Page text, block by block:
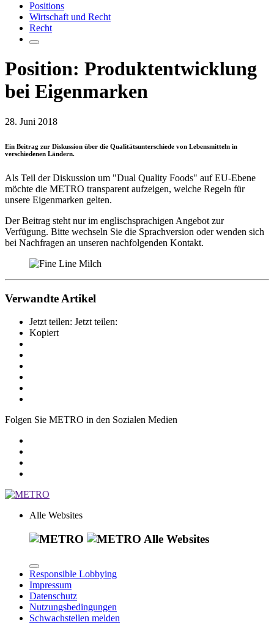
Positions
Wirtschaft und Recht
Recht
Position: Produktentwicklung
bei Eigenmarken
28. Juni 2018
Ein Beitrag zur Diskussion über die Qualitätsunterschiede von Lebensmitteln in
verschiedenen Ländern.
Als Teil der Diskussion um "Dual Quality Foods" auf EU-Ebene
möchte die METRO transparent aufzeigen, welche Regeln für
unsere Eigenmarken gelten.
Der Beitrag steht nur im englischsprachigen Angebot zur
Verfügung. Bitte wechseln Sie die Sprachversion oder wenden sich
bei Nachfragen an unseren nachfolgenden Kontakt.
Verwandte Artikel
Jetzt teilen: Jetzt teilen:
Kopiert
Folgen Sie METRO in den Sozialen Medien
Alle Websites
Alle Websites
Responsible Lobbying
Impressum
Datenschutz
Nutzungsbedingungen
Schwachstellen melden